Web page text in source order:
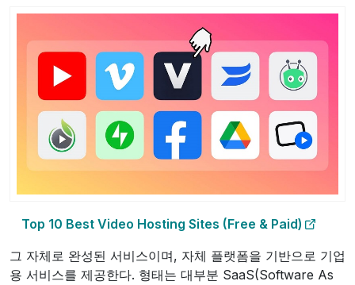
Top 10 Best Video Hosting Sites (Free & Paid)
그 자체로 완성된 서비스이며, 자체 플랫폼을 기반으로 기업
용 서비스를 제공한다. 형태는 대부분 SaaS(Software As